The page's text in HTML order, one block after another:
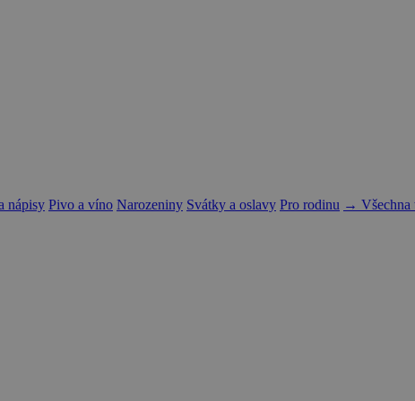
nápisy Pivo a víno Narozeniny Svátky a oslavy Pro rodinu → Všechna